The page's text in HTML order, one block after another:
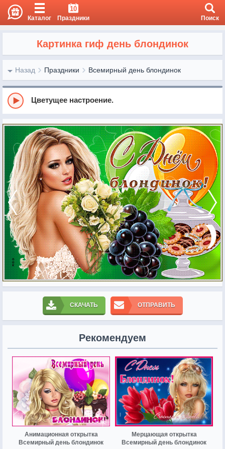
Каталог
10
Праздники Поиск
Картинка гиф день блондинок
Назад Праздники Всемирный день блондинок
Цветущее настроение.
СКАЧАТЬ ОТПРАВИТЬ
Рекомендуем
Анимационная открытка
Всемирный день блондинок
Мерцающая открытка
Всемирный день блондинок